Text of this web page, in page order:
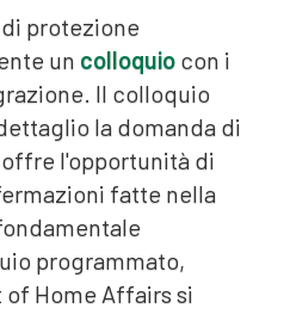
protezione
un colloquio con i
Il colloquio
la domanda di
l'opportunità di
fatte nella
programmato,
Home Affairs si